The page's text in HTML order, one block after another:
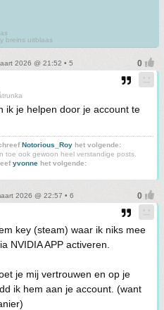
breins uitblaas
2026 @ 21:52 • 5
ik je helpen door je account te
Notorious_Roy het volgende:
toe ook gewoon heel verstandige posts.
yvonne het volgende:
2026 @ 22:57 • 6
key (steam) waar ik niks mee
NVIDIA APP activeren.
je mij vertrouwen en op je
ik hem aan je account. (want